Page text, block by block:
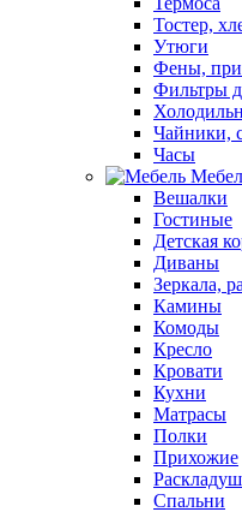
Тостер,
Утюги
Фены,
Фильтры
Чайники,
Часы
Вешалки
Гостиные
Детская
Диваны
Зеркала,
Камины
Комоды
Кресло
Кровати
Кухни
Матрасы
Полки
Прихожие
Спальни